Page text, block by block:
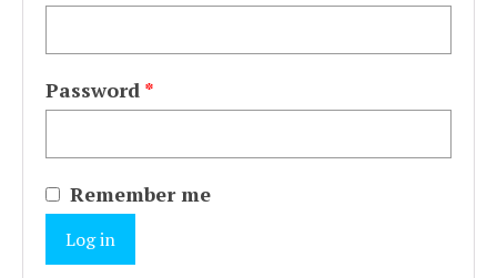
Password *
Remember me
Log in